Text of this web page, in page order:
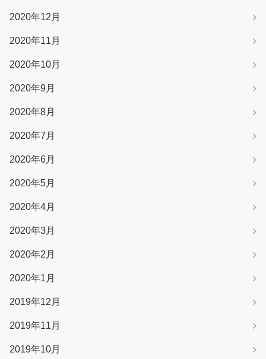
2020年12月
2020年11月
2020年10月
2020年9月
2020年8月
2020年7月
2020年6月
2020年5月
2020年4月
2020年3月
2020年2月
2020年1月
2019年12月
2019年11月
2019年10月